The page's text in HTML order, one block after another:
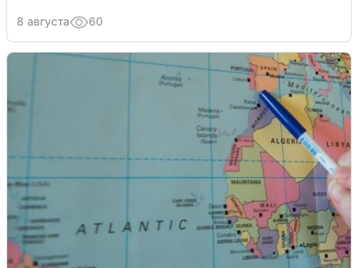
8 августа 60